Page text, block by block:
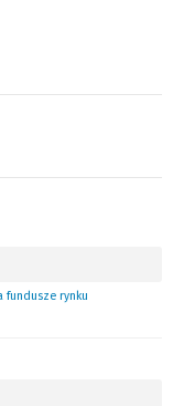
fundusze rynku